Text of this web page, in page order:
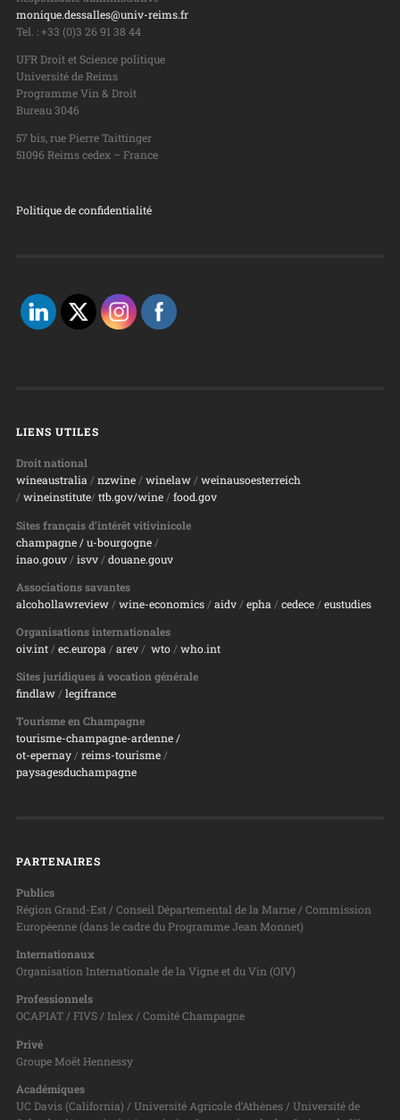
monique.dessalles@univ-reims.fr
Tel. : +33 (0)3 26 91 38 44
UFR Droit et Science politique
Université de Reims
Programme Vin & Droit
Bureau 3046
57 bis, rue Pierre Taittinger
51096 Reims cedex – France
Politique de confidentialité
LIENS UTILES
Droit national
wineaustralia/ nzwine/ winelaw/ weinausoesterreich
/ wineinstitute/ ttb.gov/wine/ food.gov
Sites français d’intérêt vitivinicole
champagne/ u-bourgogne/
inao.gouv/ isvv/ douane.gouv
Associations savantes
alcohollawreview/ wine-economics/ aidv/ epha / cedece/ eustudies
Organisations internationales
oiv.int/ ec.europa / arev/ wto/ who.int
Sites juridiques à vocation générale
findlaw/ legifrance
Tourisme en Champagne
tourisme-champagne-ardenne /
ot-epernay/ reims-tourisme/
paysagesduchampagne
PARTENAIRES
Publics
Région Grand-Est / Conseil Départemental de la Marne / Commission
Européenne (dans le cadre du Programme Jean Monnet)
Internationaux
Organisation Internationale de la Vigne et du Vin (OIV)
Professionnels
OCAPIAT / FIVS / Inlex / Comité Champagne
Privé
Groupe Moët Hennessy
Académiques
UC Davis (California) / Université Agricole d’Athènes / Université de